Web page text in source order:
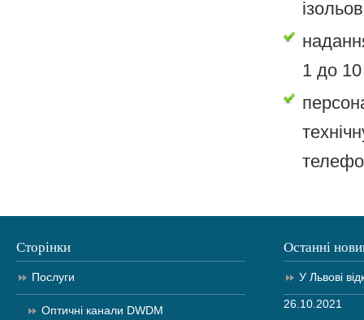
1 до 10
Сторінки
Послуги
Оптичні канали DWDM
Останні
У Львові
26.10.2021